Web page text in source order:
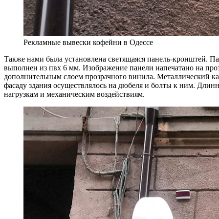
Рекламные вывески кофейни в Одессе
Также нами была установлена светящаяся панель-кронштей.
выполнен из пвх 6 мм. Изображение панели напечатано на
дополнительным слоем прозрачного винила. Металлический
фасаду здания осуществлялось на дюбеля и болты к ним.
нагрузкам и механическим воздействиям.